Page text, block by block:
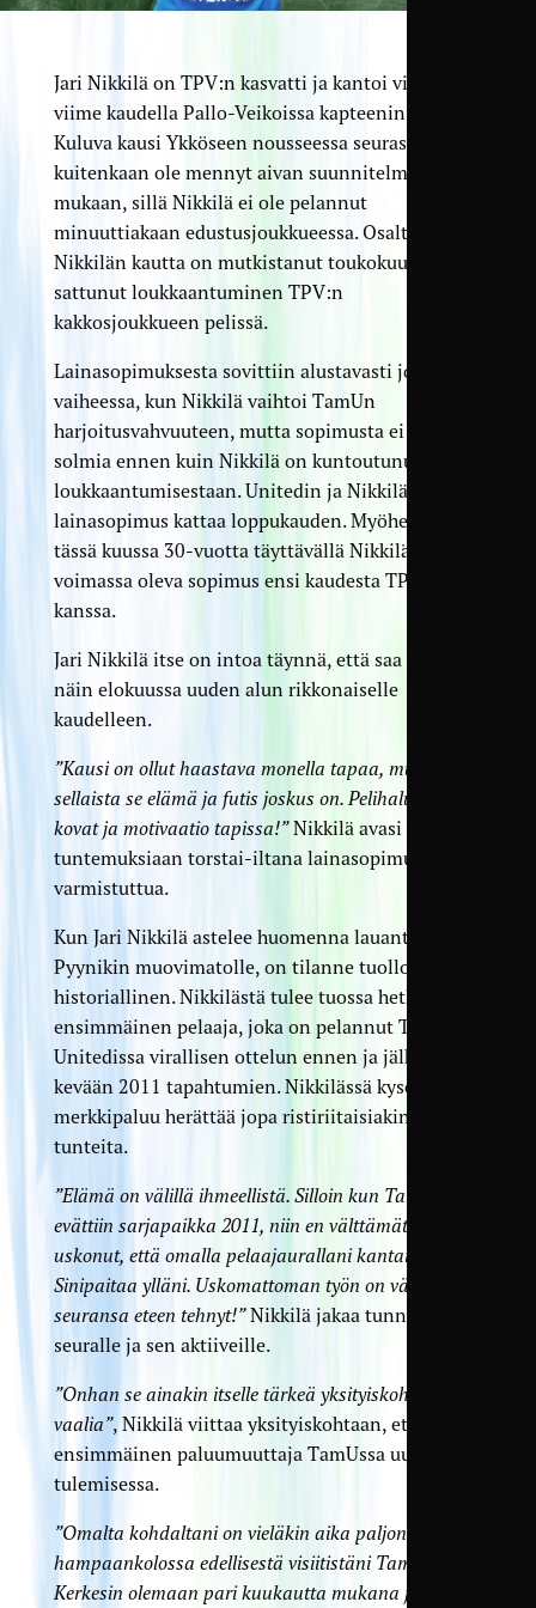
Jari Nikkilä on TPV:n kasvatti ja kantoi vielä
viime kaudella Pallo-Veikoissa kapteenin nauhaa.
Kuluva kausi Ykköseen nousseessa seurassa ei
kuitenkaan ole mennyt aivan suunnitelmien
mukaan, sillä Nikkilä ei ole pelannut
minuuttiakaan edustusjoukkueessa. Osaltaan
Nikkilän kautta on mutkistanut toukokuussa
sattunut loukkaantuminen TPV:n
kakkosjoukkueen pelissä.
Lainasopimuksesta sovittiin alustavasti jo siinä
vaiheessa, kun Nikkilä vaihtoi TamUn
harjoitusvahvuuteen, mutta sopimusta ei haluttu
solmia ennen kuin Nikkilä on kuntoutunut
loukkaantumisestaan. Unitedin ja Nikkilän
lainasopimus kattaa loppukauden. Myöhemmin
tässä kuussa 30-vuotta täyttävällä Nikkilällä on
voimassa oleva sopimus ensi kaudesta TPV:n
kanssa.
Jari Nikkilä itse on intoa täynnä, että saa vielä
näin elokuussa uuden alun rikkonaiselle
kaudelleen.
”Kausi on ollut haastava monella tapaa, mutta
sellaista se elämä ja futis joskus on. Pelihalut ovat
kovat ja motivaatio tapissa!”Nikkilä avasi omia
tuntemuksiaan torstai-iltana lainasopimuksen
varmistuttua.
Kun Jari Nikkilä astelee huomenna lauantaina
Pyynikin muovimatolle, on tilanne tuolloin
historiallinen. Nikkilästä tulee tuossa hetkessä
ensimmäinen pelaaja, joka on pelannut Tampere
Unitedissa virallisen ottelun ennen ja jälkeen
kevään 2011 tapahtumien. Nikkilässä kyseinen
merkkipaluu herättää jopa ristiriitaisiakin
tunteita.
”Elämä on välillä ihmeellistä. Silloin kun TamUlta
evättiin sarjapaikka 2011, niin en välttämättä olisi
uskonut, että omalla pelaajaurallani kantaisin vielä
Sinipaitaa ylläni. Uskomattoman työn on väki oman
seuransa eteen tehnyt!”Nikkilä jakaa tunnustusta
seuralle ja sen aktiiveille.
”Onhan se ainakin itselle tärkeä yksityiskohta mitä
vaalia”, Nikkilä viittaa yksityiskohtaan, että on
ensimmäinen paluumuuttaja TamUssa uudessa
tulemisessa.
”Omalta kohdaltani on vieläkin aika paljon
hampaankolossa edellisestä visiitistäni TamUssa.
Kerkesin olemaan pari kuukautta mukana ja